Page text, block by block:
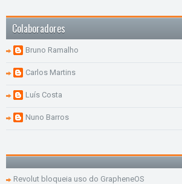
Colaboradores
Bruno Ramalho
Carlos Martins
Luís Costa
Nuno Barros
Revolut bloqueia uso do GrapheneOS